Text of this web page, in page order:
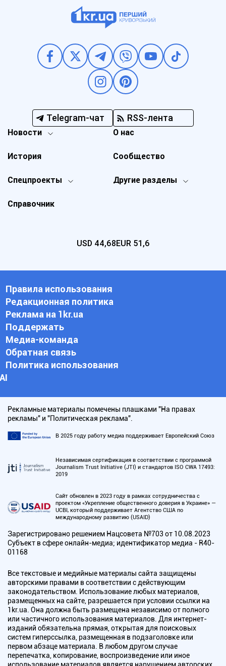
Telegram-чат RSS-лента
Новости
Спецпроекты Другие разделы
История
О нас
Справочник
Сообщество
USD 44,68EUR 51,6
Правила использования
Редакционная политика
Реклама на 1kr.ua
Поддержать
Медиа-команда
Обратная связь
Политика использования
АI
Рекламные материалы помечены плашками "На правах
рекламы" и "Политическая реклама".
В 2025 году работу медиа поддерживает Европейский Союз
Независимая сертификация в соответствии с программой
Journalism Trust Initiative (JTI) и стандартов ISO CWA 17493:
2019
Сайт обновлен в 2023 году в рамках сотрудничества с
проектом «Укрепление общественного доверия в Украине» —
UCBI, который поддерживает Агентство США по
международному развитию (USAID)
Зарегистрировано решением Нацсовета №703 от 10.08.2023
Субъект в сфере онлайн-медиа; идентификатор медиа - R40-
01168
Все текстовые и медийные материалы сайта защищены
авторскими правами в соответствии с действующим
законодательством. Использование любых материалов,
размещенных на сайте, разрешается при условии ссылки на
1kr.ua. Она должна быть размещена независимо от полного
или частичного использования материалов. Для интернет-
изданий обязательна прямая, открытая для поисковых
систем гиперссылка, размещенная в подзаголовке или
первом абзаце материала. В любом другом случае
перепечатка, копирование, воспроизведение или иное